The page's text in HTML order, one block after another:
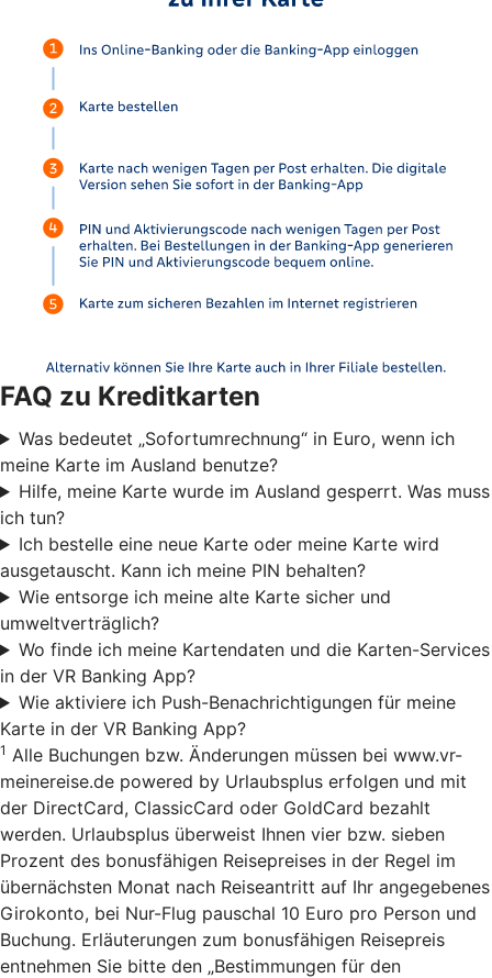
FAQ zu Kreditkarten
Was bedeutet „Sofortumrechnung“ in Euro, wenn ich
meine Karte im Ausland benutze?
Hilfe, meine Karte wurde im Ausland gesperrt. Was muss
ich tun?
Ich bestelle eine neue Karte oder meine Karte wird
ausgetauscht. Kann ich meine PIN behalten?
Wie entsorge ich meine alte Karte sicher und
umweltverträglich?
Wo finde ich meine Kartendaten und die Karten-Services
in der VR Banking App?
Wie aktiviere ich Push-Benachrichtigungen für meine
Karte in der VR Banking App?
1 Alle Buchungen bzw. Änderungen müssen bei www.vr-
meinereise.de powered by Urlaubsplus erfolgen und mit
der DirectCard, ClassicCard oder GoldCard bezahlt
werden. Urlaubsplus überweist Ihnen vier bzw. sieben
Prozent des bonusfähigen Reisepreises in der Regel im
übernächsten Monat nach Reiseantritt auf Ihr angegebenes
Girokonto, bei Nur-Flug pauschal 10 Euro pro Person und
Buchung. Erläuterungen zum bonusfähigen Reisepreis
entnehmen Sie bitte den „Bestimmungen für den